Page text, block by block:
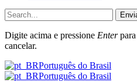
Digite acima e pressione Enterpara
cancelar.
Português do Brasil
Português do Brasil